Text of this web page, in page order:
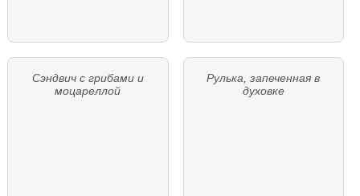
Сэндвич с грибами и
моцареллой
Рулька, запеченная в
духовке